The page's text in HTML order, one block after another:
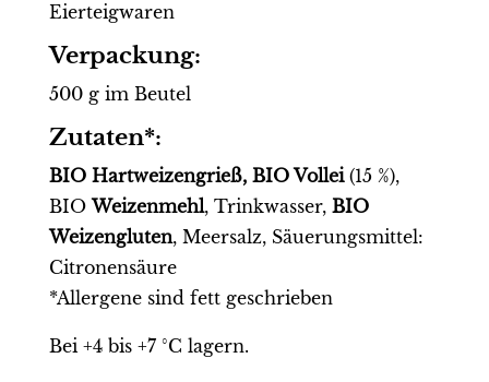
Eierteigwaren
Verpackung:
500 g im Beutel
Zutaten*:
BIO Hartweizengrieß, BIOVollei (15 %),
BIOWeizenmehl, Trinkwasser, BIO
Weizengluten, Meersalz, Säuerungsmittel:
Citronensäure
*Allergene sind fett geschrieben
Bei +4 bis +7 °C lagern.